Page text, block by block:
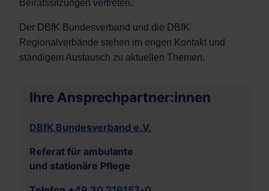
Beiratssitzungen vertreten.
Der DBfK Bundesverband und die DBfK
Regionalverbände stehen im engen Kontakt und
ständigem Austausch zu aktuellen Themen.
Ihre Ansprechpartner:innen
DBfK Bundesverband e.V.
Referat für ambulante
und stationäre Pflege